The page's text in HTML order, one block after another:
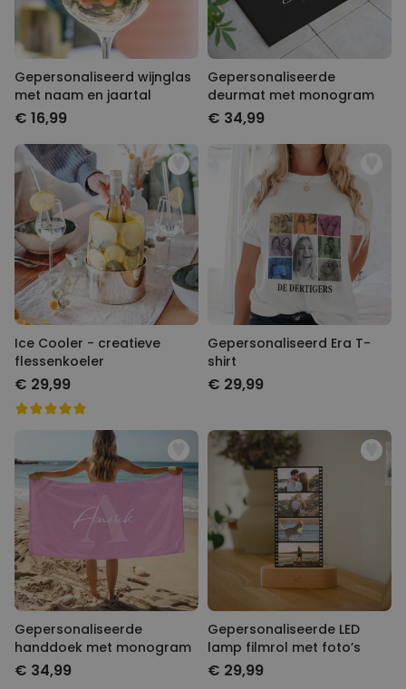
Gepersonaliseerd wijnglas
met naam en jaartal
€ 16,99
Gepersonaliseerde
deurmat met monogram
€ 34,99
Ice Cooler - creatieve
flessenkoeler
€ 29,99
Gepersonaliseerd Era T-
shirt
€ 29,99
Gepersonaliseerde
handdoek met monogram
€ 34,99
Gepersonaliseerde LED
lamp filmrol met foto’s
€ 29,99